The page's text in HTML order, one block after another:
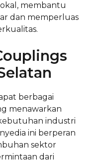
membantu
dan memperluas
berbagai
menawarkan
industri
ini berperan
sektor
dari